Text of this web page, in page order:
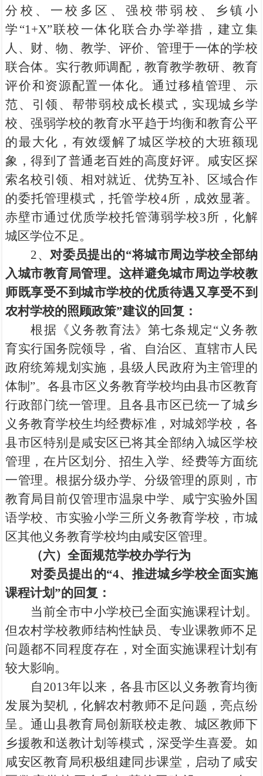
分校、一校多区、强校带弱校、乡镇小
学“1+X”联校一体化联合办学举措，建立集
人、财、物、教学、评价、管理于一体的学校
联合体。实行教师调配，教育教学教研、教育
评价和资源配置一体化。通过移植管理、示
范、引领、帮带弱校成长模式，实现城乡学
校、强弱学校的教育水平趋于均衡和教育公平
的最大化，有效缓解了城区学校的大班额现
象，得到了普通老百姓的高度好评。咸安区探
索名校引领、相对就近、优势互补、区域合作
的委托管理模式，托管学校4所，成效显著。
赤壁市通过优质学校托管薄弱学校3所，化解
城区学位不足。
2、对委员提出的“将城市周边学校全部纳
入城市教育局管理。这样避免城市周边学校教
师既享受不到城市学校的优质待遇又享受不到
农村学校的照顾政策”建议的回复：
根据《义务教育法》第七条规定“义务教
育实行国务院领导，省、自治区、直辖市人民
政府统筹规划实施，县级人民政府为主管理的
体制”。各县市区义务教育学校均由县市区教育
行政部门统一管理。且各县市区已统一了城乡
义务教育学校生均经费标准，对城郊学校，各
县市区特别是咸安区已将其全部纳入城区学校
管理，在片区划分、招生入学、经费等方面统
一管理。根据分级办学、分级管理的原则，市
教育局目前仅管理市温泉中学、咸宁实验外国
语学校、市实验小学三所义务教育学校，市城
区其他义务教育学校均由咸安区管理。
（六）全面规范学校办学行为
对委员提出的“4、推进城乡学校全面实施
课程计划”的回复：
当前全市中小学校已全面实施课程计划。
但农村学校教师结构性缺员、专业课教师不足
问题都不同程度存在，对全面实施课程计划有
较大影响。
自2013年以来，各县市区以义务教育均衡
发展为契机，化解农村教师不足问题，亮点纷
呈。通山县教育局创新联校走教、城区教师下
乡援教和送教计划等模式，深受学生喜爱。如
咸安区教育局积极组建同步课堂，启动了咸安